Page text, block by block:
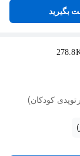
بگیرید
کودکان)